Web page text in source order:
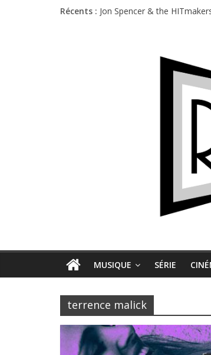
Récents : Jon Spencer & the
Charlie Puth à l’Olympia : la
MUSIQUE SÉRIE
terrence malick